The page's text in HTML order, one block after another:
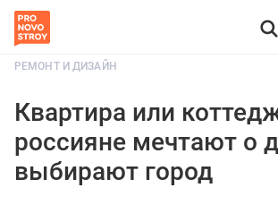
РЕМОНТ И ДИЗАЙН
Квартира или
россияне мечтают о
выбирают город